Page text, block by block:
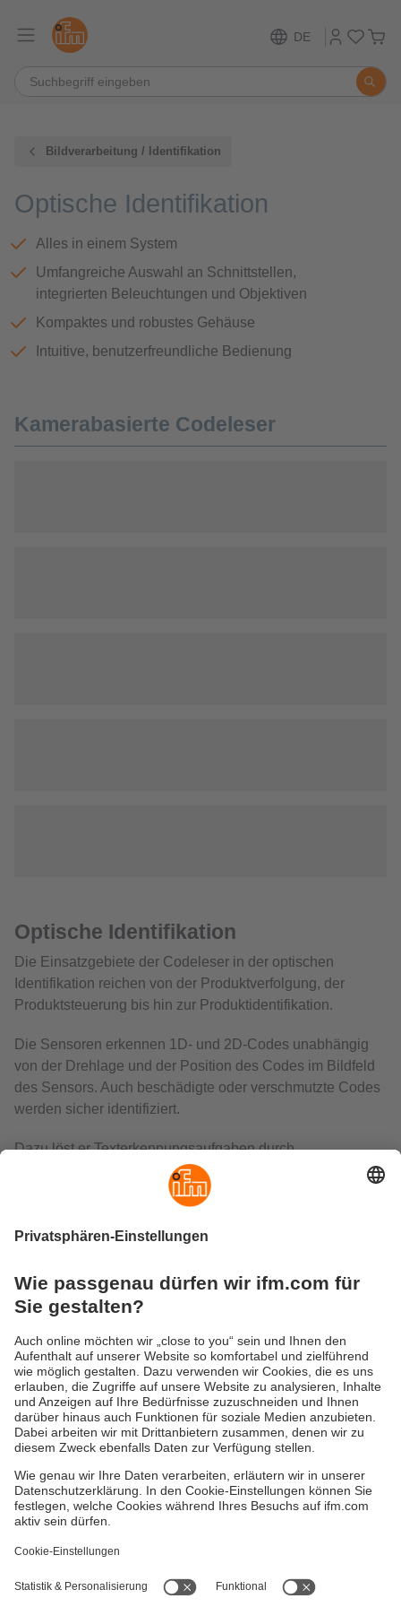
DE
Bildverarbeitung / Identifikation
Optische Identifikation
Alles in einem System
Umfangreiche Auswahl an Schnittstellen,
integrierten Beleuchtungen und Objektiven
Kompaktes und robustes Gehäuse
Intuitive, benutzerfreundliche Bedienung
Kamerabasierte Codeleser
Optische Identifikation
Die Einsatzgebiete der Codeleser in der optischen
Identifikation reichen von der Produktverfolgung, der
Produktsteuerung bis hin zur Produktidentifikation.
Die Sensoren erkennen 1D- und 2D-Codes unabhängig
von der Drehlage und der Position des Codes im Bildfeld
des Sensors. Auch beschädigte oder verschmutzte Codes
werden sicher identifiziert.
Dazu löst er Texterkennungsaufgaben durch
Zeichenerkennung (OCR) beispielsweise zur
Produktidentifikation anhand von Typenkennzeichen oder
Beschaffenheit und Glanz durch den Einsatz
verschiedener Bilder problemlos Codes und Texte auf
verschiedensten Hintergründen erkannt werden.
Versandkosten
Gewährleistung
Warenrücklieferungen
Kontakt
Standorte (EN)
AGB
Barrierefreiheit
Impressum
Datenschutz
Responsible Disclosure
ifm electronic gmbh